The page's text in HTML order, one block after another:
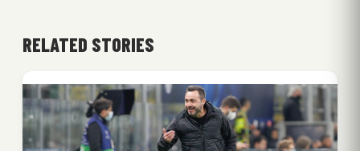
RELATED STORIES